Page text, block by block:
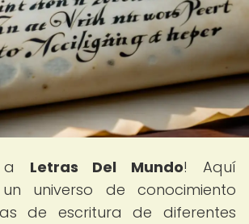
a Letras Del Mundo! Aquí
universo de conocimiento
de escritura de diferentes